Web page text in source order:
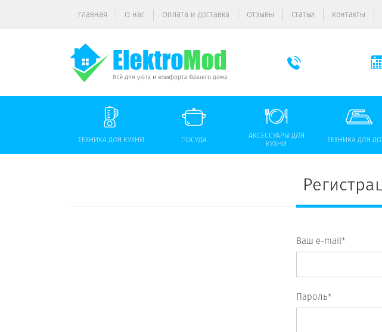
Главная О нас Оплата и доставка Отзывы Статьи Контакты
ТЕХНИКА ДЛЯ КУХНИ ПОСУДА
АКСЕССУАРЫ ДЛЯ
КУХНИ
ТЕХНИКА ДЛЯ
Ваш e-mail*
Пароль*